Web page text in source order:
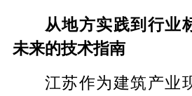
从地方实践到行业
未来的技术指南
江苏作为建筑产业